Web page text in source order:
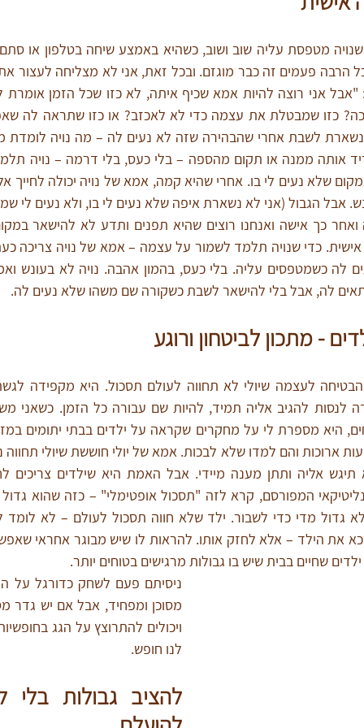
לה, אבל בלי להישאר לשבת כשקורה שם משהו שלא נעים לה.
- מתכון לביטחון ורוגע
שחיים בבית שיש בו גבולות מרגישים בטוחים יותר.
לנו חופש.